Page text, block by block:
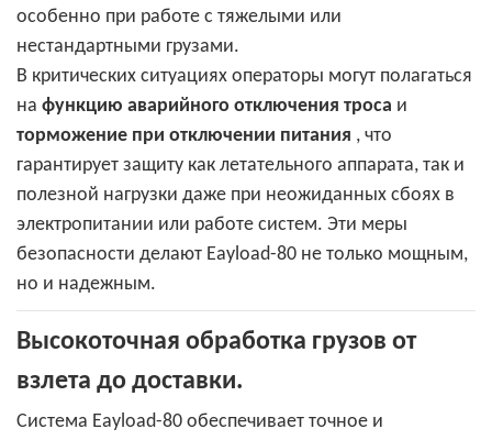
особенно при работе с тяжелыми или
нестандартными грузами.
В критических ситуациях операторы могут полагаться
на функцию аварийного отключения троса и
торможение при отключении питания , что
гарантирует защиту как летательного аппарата, так и
полезной нагрузки даже при неожиданных сбоях в
электропитании или работе систем. Эти меры
безопасности делают Eayload-80 не только мощным,
но и надежным.
Высокоточная обработка грузов от
взлета до доставки.
Система Eayload-80 обеспечивает точное и